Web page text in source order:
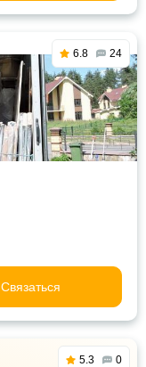
6.8 24
Связаться
5.3 0